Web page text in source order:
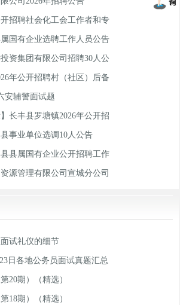
招聘社会化工会工作者和专
国有企业选聘工作人员公告
资集团有限公司招聘30人公
年公开招聘村（社区）后备
安辅警面试题
】长丰县罗塘镇2026年公开招
事业单位选调10人公告
县属国有企业公开招聘工作
源管理有限公司宣城分公司
试礼仪的细节
日各地公务员面试真题汇总
20期）（精选）
18期）（精选）